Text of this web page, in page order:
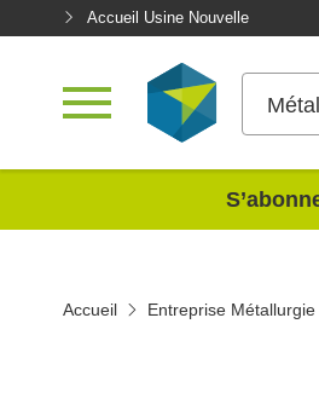
Accueil Usine Nouvelle
Accueil Entreprise Métallurgie